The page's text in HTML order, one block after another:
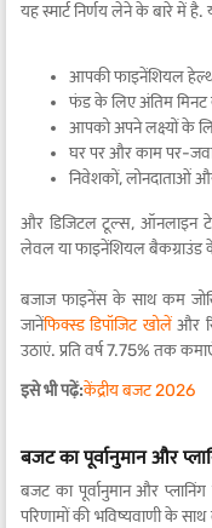
यह स्मार्ट निर्णय लेने के बारे में
आपकी फाइनेंशियल हेल्थ
फंड के लिए अंतिम मिनट
आपको अपने लक्ष्यों के
घर पर और काम पर-
निवेशकों, लोनदाताओं
और डिजिटल टूल्स, ऑनलाइन
लेवल या फाइनेंशियल
बजाज फाइनेंस के साथ कम
जानेंफिक्स्ड डिपॉजिट खोलेंऔर
उठाएं. प्रति वर्ष 7.75% तक
इसे भी पढ़ें:केंद्रीय बजट 2026
बजट का पूर्वानुमान और
बजट का पूर्वानुमान और
परिणामों की भविष्यवाणी के